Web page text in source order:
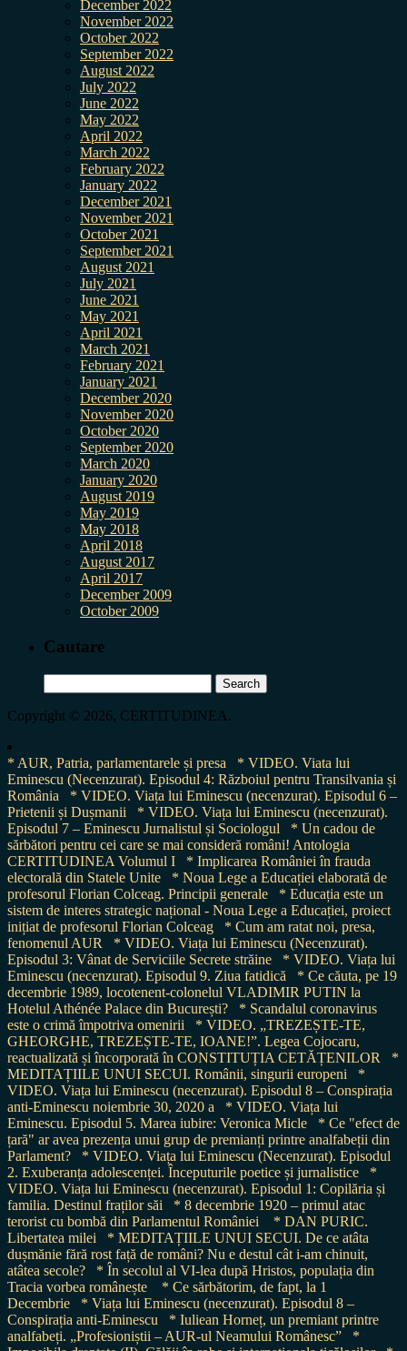
December 2022
November 2022
October 2022
September 2022
August 2022
July 2022
June 2022
May 2022
April 2022
March 2022
February 2022
January 2022
December 2021
November 2021
October 2021
September 2021
August 2021
July 2021
June 2021
May 2021
April 2021
March 2021
February 2021
January 2021
December 2020
November 2020
October 2020
September 2020
March 2020
January 2020
August 2019
May 2019
May 2018
April 2018
August 2017
April 2017
December 2009
October 2009
Cautare
for:
Copyright © 2026, CERTITUDINEA.
* AUR, Patria, parlamentarele și presa
* VIDEO. Viata lui
Eminescu (Necenzurat). Episodul 4: Războiul pentru Transilvania și
România
* VIDEO. Viața lui Eminescu (necenzurat). Episodul 6 –
Prietenii și Dușmanii
* VIDEO. Viața lui Eminescu (necenzurat).
Episodul 7 – Eminescu Jurnalistul și Sociologul
* Un cadou de
sărbători pentru cei care se mai consideră români! Antologia
CERTITUDINEA Volumul I
* Implicarea României în frauda
electorală din Statele Unite
* Noua Lege a Educației elaborată de
profesorul Florian Colceag. Principii generale
* Educația este un
sistem de interes strategic național - Noua Lege a Educației, proiect
inițiat de profesorul Florian Colceag
* Cum am ratat noi, presa,
fenomenul AUR
* VIDEO. Viața lui Eminescu (Necenzurat).
Episodul 3: Vânat de Serviciile Secrete străine
* VIDEO. Viața lui
Eminescu (necenzurat). Episodul 9. Ziua fatidică
* Ce căuta, pe 19
decembrie 1989, locotenent-colonelul VLADIMIR PUTIN la
Hotelul Athénée Palace din București?
* Scandalul coronavirus
este o crimă împotriva omenirii
* VIDEO. „TREZEȘTE-TE,
GHEORGHE, TREZEȘTE-TE, IOANE!”. Legea Cojocaru,
reactualizată și încorporată în CONSTITUȚIA CETĂȚENILOR
*
MEDITAȚIILE UNUI SECUI. Românii, singurii europeni
*
VIDEO. Viața lui Eminescu (necenzurat). Episodul 8 – Conspirația
anti-Eminescu noiembrie 30, 2020 a
* VIDEO. Viața lui
Eminescu. Episodul 5. Marea iubire: Veronica Micle
* Ce "efect de
țară" ar avea prezența unui grup de premianți printre analfabeții din
Parlament?
* VIDEO. Viața lui Eminescu (Necenzurat). Episodul
2. Exuberanța adolescenței. Începuturile poetice și jurnalistice
*
VIDEO. Viața lui Eminescu (necenzurat). Episodul 1: Copilăria și
familia. Destinul fraților săi
* 8 decembrie 1920 – primul atac
terorist cu bombă din Parlamentul României
* DAN PURIC.
Libertatea milei
* MEDITAȚIILE UNUI SECUI. De ce atâta
dușmănie fără rost față de români? Nu e destul cât i-am chinuit,
atâtea secole?
* În secolul al VI-lea după Hristos, populația din
Tracia vorbea românește
* Ce sărbătorim, de fapt, la 1
Decembrie
* Viața lui Eminescu (necenzurat). Episodul 8 –
Conspirația anti-Eminescu
* Iuliean Horneț, un premiant printre
analfabeți. „Profesioniștii – AUR-ul Neamului Românesc”
*